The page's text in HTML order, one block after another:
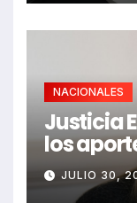
NACIONALES
Justicia
los
JULIO 30,